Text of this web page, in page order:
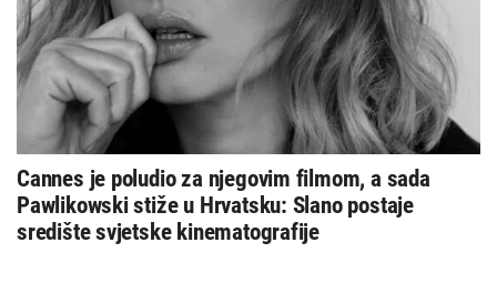
Cannes je poludio za njegovim filmom, a sada
Pawlikowski stiže u Hrvatsku: Slano postaje
središte svjetske kinematografije